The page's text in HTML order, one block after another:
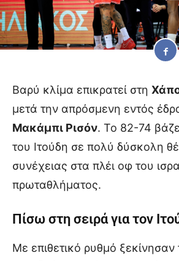
Βαρύ κλίμα επικρατεί στη
μετά την απρόσμενη εντός
Μακάμπι Ρισόν. Το 82-74
του Ιτούδη σε πολύ δύσκολη
συνέχειας στα πλέι οφ του
πρωταθλήματος.
Πίσω στη σειρά για τον
Με επιθετικό ρυθμό ξεκίνησαν